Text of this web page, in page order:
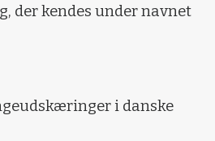
der kendes under navnet
i danske